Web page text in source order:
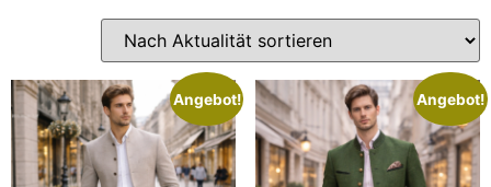
Angebot! Angebot!